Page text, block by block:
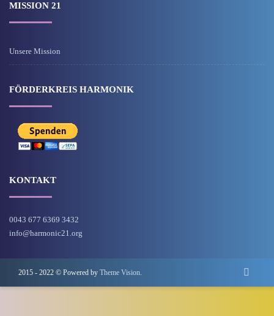
MISSION 21
Unsere Mission
FÖRDERKREIS HARMONIK
KONTAKT
0043 677 6369 3432
info@harmonic21.org
2015 - 2022 © Powered by Theme Vision.